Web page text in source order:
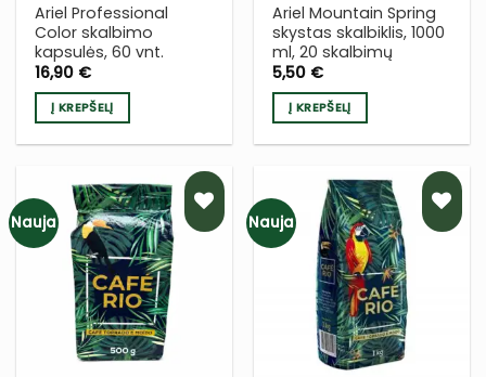
Ariel Professional
Color skalbimo
kapsulės, 60 vnt.
16,90 €
Į KREPŠELĮ
Ariel Mountain Spring
skystas skalbiklis, 1000
ml, 20 skalbimų
5,50 €
Į KREPŠELĮ
Nauja
PRIDĖTI
Į NORŲ
SĄRAŠĄ
Nauja
PRIDĖTI
Į NORŲ
SĄRAŠĄ